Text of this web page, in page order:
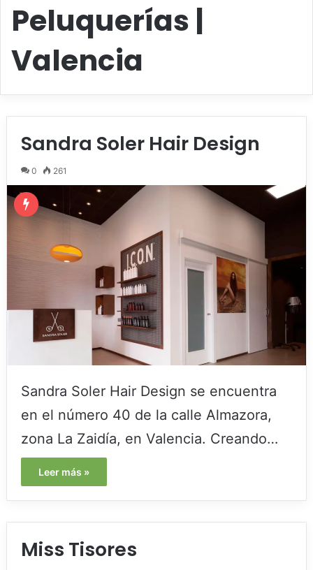
Peluquerías |
Valencia
Sandra Soler Hair Design
0 261
Sandra Soler Hair Design se encuentra
en el número 40 de la calle Almazora,
zona La Zaidía, en Valencia. Creando…
Leer más »
Miss Tisores